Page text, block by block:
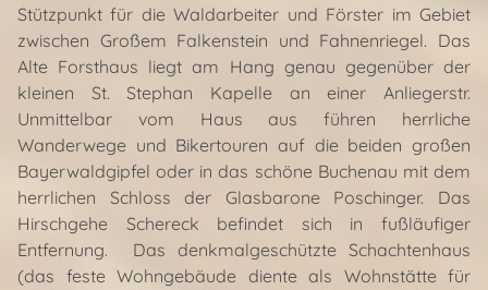
Stützpunkt für die Waldarbeiter und Förster im Gebiet
zwischen Großem Falkenstein und Fahnenriegel. Das
Alte Forsthaus liegt am Hang genau gegenüber der
kleinen St. Stephan Kapelle an einer Anliegerstr.
Unmittelbar vom Haus aus führen herrliche
Wanderwege und Bikertouren auf die beiden großen
Bayerwaldgipfel oder in das schöne Buchenau mit dem
herrlichen Schloss der Glasbarone Poschinger. Das
Hirschgehe Schereck befindet sich in fußläufiger
Entfernung. Das denkmalgeschützte Schachtenhaus
(das feste Wohngebäude diente als Wohnstätte für